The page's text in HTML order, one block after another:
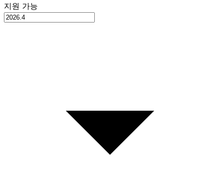
지원 가능